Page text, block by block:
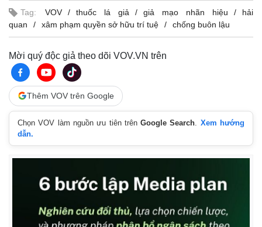
Kinh tế
Bất động sản
Khởi nghiệp
Giá vàng
Tiêu dùng
Tag: VOV thuốc lá giả giả mạo nhãn hiệu
hải
quan
xâm phạm quyền sở hữu trí tuệ chống buôn lậu
Mời quý độc giả theo dõi VOV.VN trên
Thêm VOV trên Google
Chọn VOV làm nguồn ưu tiên trênGoogle Search
Xem hướng
dẫn.